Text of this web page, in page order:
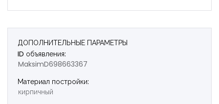
ДОПОЛНИТЕЛЬНЫЕ ПАРАМЕТРЫ
ID объявления:
MaksimD698663367
Материал постройки:
кирпичный